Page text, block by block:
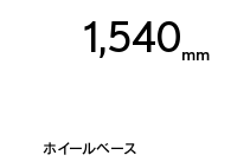
1,540mm
ホイールベース